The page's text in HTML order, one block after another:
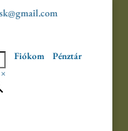
×
Fiókom Pénztár